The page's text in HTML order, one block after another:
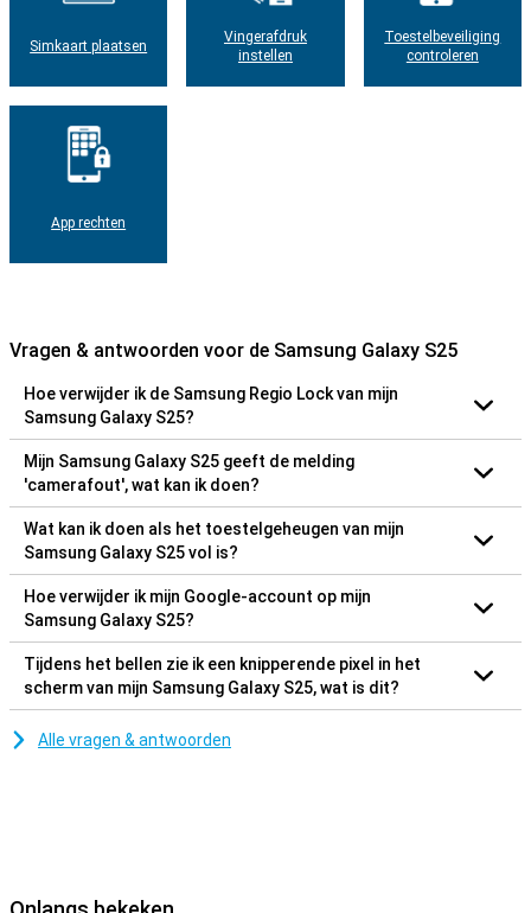
Simkaart plaatsen
Vingerafdruk
instellen
Toestelbeveiliging
controleren
App rechten
Vragen & antwoorden voor de Samsung Galaxy S25
Hoe verwijder ik de Samsung Regio Lock van mijn
Samsung Galaxy S25?
Mijn Samsung Galaxy S25 geeft de melding
'camerafout', wat kan ik doen?
Wat kan ik doen als het toestelgeheugen van mijn
Samsung Galaxy S25 vol is?
Hoe verwijder ik mijn Google-account op mijn
Samsung Galaxy S25?
Tijdens het bellen zie ik een knipperende pixel in het
scherm van mijn Samsung Galaxy S25, wat is dit?
Alle vragen & antwoorden